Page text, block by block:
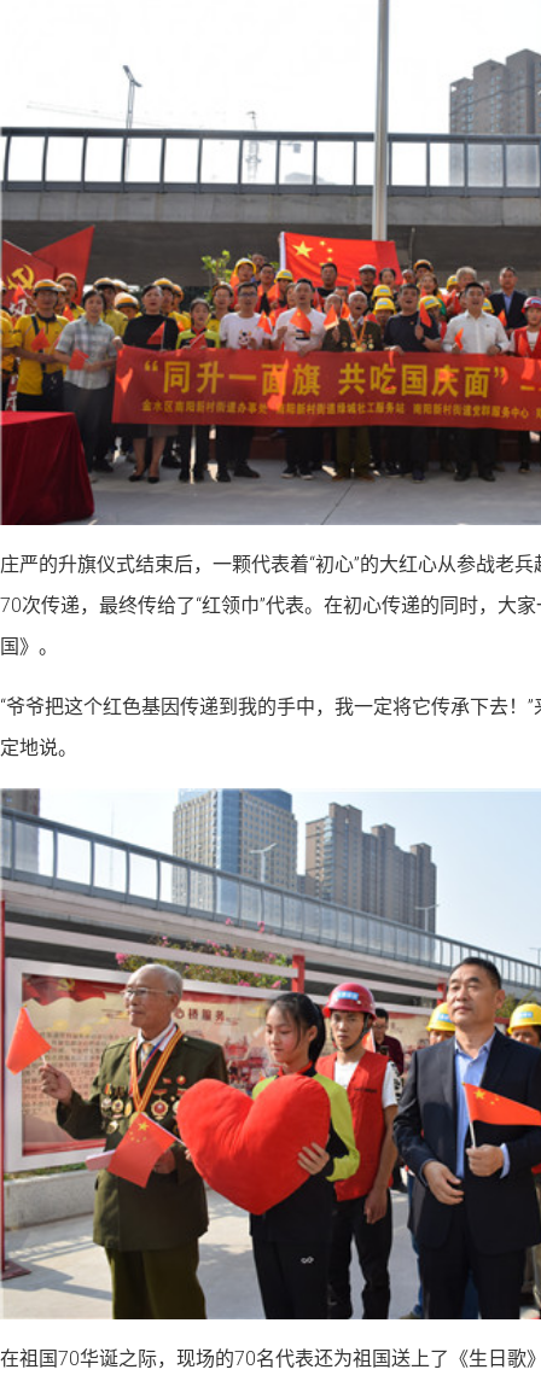
庄严的升旗仪式结束后，一颗代表着“初心”的大红心从参战老
70次传递，最终传给了“红领巾”代表。在初心传递的同时，大
国》。
“爷爷把这个红色基因传递到我的手中，我一定将它传承下去！
定地说。
在祖国70华诞之际，现场的70名代表还为祖国送上了《生日歌